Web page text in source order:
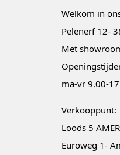
Welkom in
Pelenerf 12-
Met
ma-vr 9.00-
Verkooppunt:
Loods 5
Euroweg 1-